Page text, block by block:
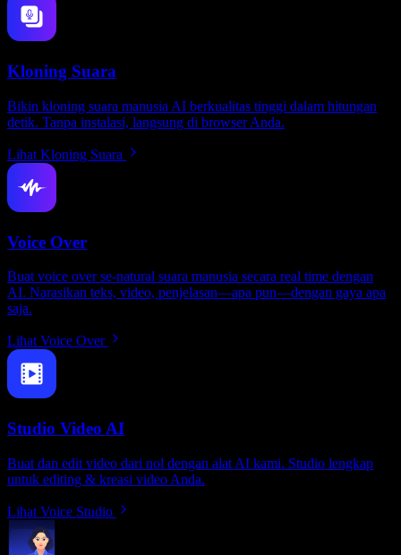
Kloning Suara
Bikin kloning suara manusia AI berkualitas tinggi dalam hitungan
detik. Tanpa instalasi, langsung di browser Anda.
Lihat Kloning Suara
Voice Over
Buat voice over se-natural suara manusia secara real time dengan
AI. Narasikan teks, video, penjelasan—apa pun—dengan gaya apa
saja.
Lihat Voice Over
Studio Video AI
Buat dan edit video dari nol dengan alat AI kami. Studio lengkap
untuk editing & kreasi video Anda.
Lihat Voice Studio